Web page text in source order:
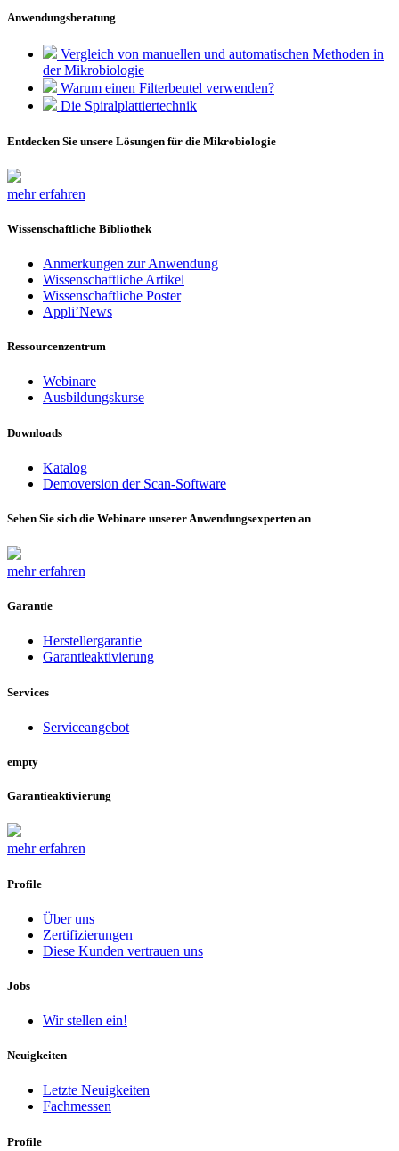
Anwendungsberatung
Vergleich von manuellen und automatischen Methoden in
der Mikrobiologie
Warum einen Filterbeutel verwenden?
Die Spiralplattier­technik
Entdecken Sie unsere Lösungen für die Mikrobiologie
mehr erfahren
Wissenschaftliche Bibliothek
Anmerkungen zur Anwendung
Wissenschaftliche Artikel
Wissenschaftliche Poster
Appli’News
Ressourcenzentrum
Webinare
Ausbildungskurse
Downloads
Katalog
Demoversion der Scan-Software
Sehen Sie sich die Webinare unserer Anwendungsexperten an
mehr erfahren
Garantie
Herstellergarantie
Garantieaktivierung
Services
Serviceangebot
empty
Garantieaktivierung
mehr erfahren
Profile
Über uns
Zertifizierungen
Diese Kunden vertrauen uns
Jobs
Wir stellen ein!
Neuigkeiten
Letzte Neuigkeiten
Fachmessen
Profile